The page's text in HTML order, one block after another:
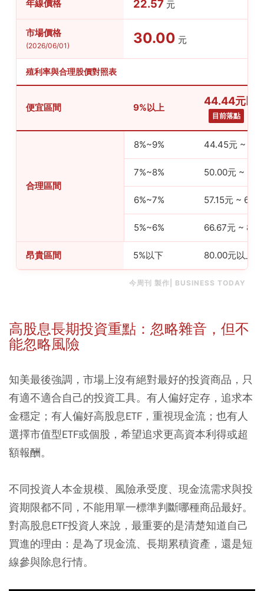
年線價格 22.57 元
市場價格
(2026/06/01) 30.00 元
殖利率與合理股價對照表
便宜區間 9%以上
44.44元以
目前落點
合理區間
8%~9% 44.45元 ~
7%~8% 50.00元 ~
6%~7% 57.15元 ~
5%~6% 66.67元 ~
昂貴區間 5%以下 80.00元以上(
今周刊 製作| BUSINESS TODAY
高股息長期投資重點：忽略雜音，但不
能忽略風險
知美最後強調，市場上沒有絕對最好的投資商品，只
有適不適合自己的投資工具。有人偏好定存，追求本
金穩定；有人偏好高股息ETF，重視現金流；也有人
選擇市值型ETF或個股，希望追求更高資本利得或超
額報酬。
不同投資人本金規模、風險承受度、現金流需求與投
資期限都不同，不能用單一標準判斷哪種商品最好。
對高股息ETF投資人來說，最重要的是清楚知道自己
買進的理由：是為了現金流、長期累積資產，還是短
線參與除息行情。